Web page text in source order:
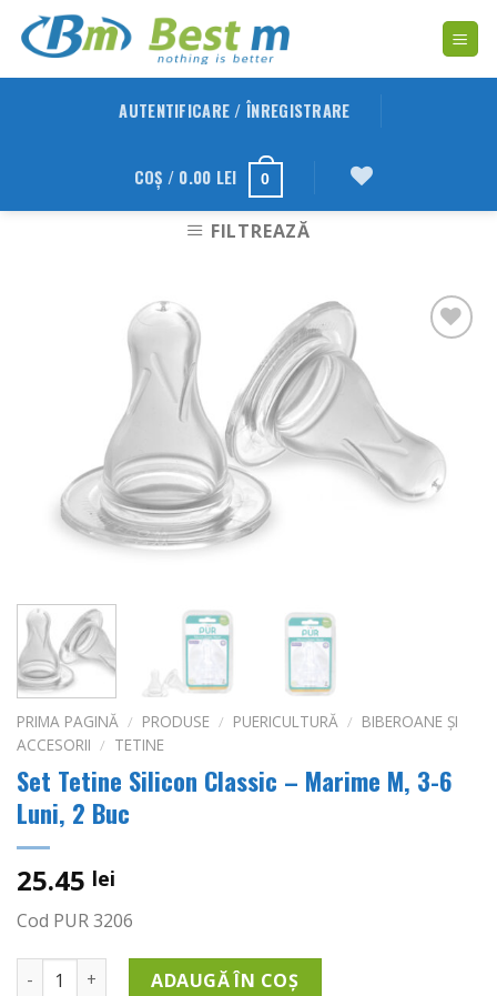
AUTENTIFICARE / ÎNREGISTRARE
COȘ / 0.00 LEI 0
FILTREAZĂ
PRIMA PAGINĂ / PRODUSE / PUERICULTURĂ / BIBEROANE ȘI
ACCESORII / TETINE
Set Tetine Silicon Classic – Marime M, 3-6
Luni, 2 Buc
25.45 lei
Cod PUR 3206
Cantitate Set Tetine Silicon Classic - Marime M, 3-6 Luni, 2
ADAUGĂ ÎN COȘ